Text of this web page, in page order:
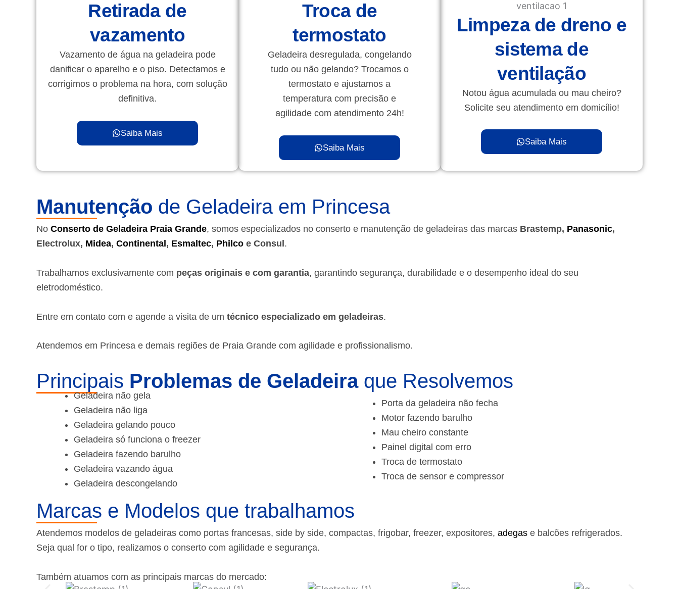
Retirada de
vazamento
Vazamento de água na geladeira pode
danificar o aparelho e o piso. Detectamos e
corrigimos o problema na hora, com solução
definitiva.
Saiba Mais
Troca de
termostato
Geladeira desregulada, congelando
tudo ou não gelando? Trocamos o
termostato e ajustamos a
temperatura com precisão e
agilidade com atendimento 24h!
Saiba Mais
Limpeza de dreno e
sistema de
ventilação
Notou água acumulada ou mau cheiro?
Solicite seu atendimento em domicílio!
Saiba Mais
Manutenção de Geladeira em Princesa
No Conserto de Geladeira Praia Grande, somos especializados no conserto e manutenção de geladeiras das marcas Brastemp, Panasonic,
Electrolux, Midea, Continental, Esmaltec, Philco e Consul.
Trabalhamos exclusivamente com peças originais e com garantia, garantindo segurança, durabilidade e o desempenho ideal do seu
eletrodoméstico.
Entre em contato com e agende a visita de um técnico especializado em geladeiras.
Atendemos em Princesa e demais regiões de Praia Grande com agilidade e profissionalismo.
Principais Problemas de Geladeiraque Resolvemos
Geladeira não gela
Geladeira não liga
Geladeira gelando pouco
Geladeira só funciona o freezer
Geladeira fazendo barulho
Geladeira vazando água
Geladeira descongelando
Porta da geladeira não fecha
Motor fazendo barulho
Mau cheiro constante
Painel digital com erro
Troca de termostato
Troca de sensor e compressor
Marcas e Modelos que trabalhamos
Atendemos modelos de geladeiras como portas francesas, side by side, compactas, frigobar, freezer, expositores, adegas e balcões refrigerados.
Seja qual for o tipo, realizamos o conserto com agilidade e segurança.
Também atuamos com as principais marcas do mercado: